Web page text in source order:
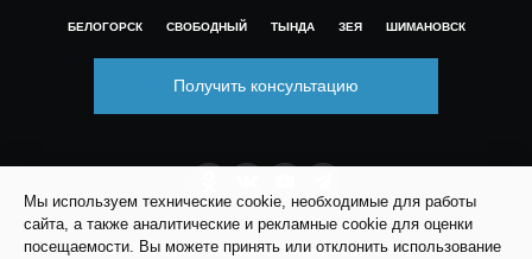
БЕЛОГОРСК СВОБОДНЫЙ ТЫНДА ЗЕЯ ШИМАНОВСК
Получить консультацию
© Все права защищены. Информация сайта
Мы используем технические cookie, необходимые для работы
сайта, а также аналитические и рекламные cookie для оценки
посещаемости. Вы можете принять или отклонить использование